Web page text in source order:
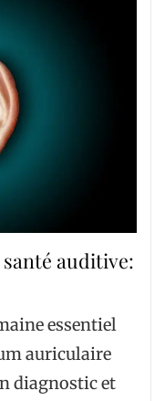
auditive:
essentiel
auriculaire
diagnostic et